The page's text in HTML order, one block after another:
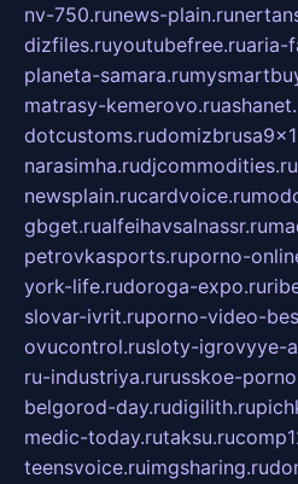
nv-750.runews-plain.ru
dizfiles.ruyoutubefree.ruaria-
planeta-samara.ru
matrasy-kemerovo.ru
dotcustoms.ru
narasimha.rudjcommodities.ru
newsplain.rucardvoice.ru
gbget.rualfeihavsalnassr.ru
petrovkasports.ruporno-
york-life.rudoroga-expo.ru
slovar-ivrit.ruporno-video-
ovucontrol.rusloty-igrovyye-
ru-industriya.rurusskoe-
belgorod-day.rudigilith.ru
medic-today.rutaksu.ru
teensvoice.ruimgsharing.ru